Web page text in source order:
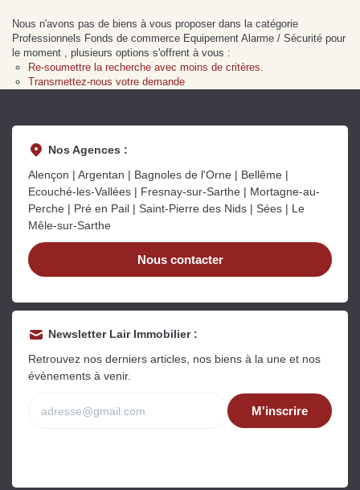
vente
Lire la suite
conséquences ?
Lire la suite
Estimez votre bien en ligne.
Rapide et gratuit, recevez votre estimation
en quelques clics.
Estimer mon bien maintenant
Nous n'avons pas de biens à vous proposer dans la catégorie
Professionnels Fonds de commerce Equipement Alarme / Sécurité pour
le moment , plusieurs options s'offrent à vous :
Re-soumettre la recherche avec moins de critères.
Transmettez-nous votre demande
Nos Agences :
Alençon | Argentan | Bagnoles de l'Orne | Bellême |
Ecouché-les-Vallées | Fresnay-sur-Sarthe | Mortagne-au-
Perche | Pré en Pail | Saint-Pierre des Nids | Sées | Le
Mêle-sur-Sarthe
Nous contacter
Newsletter Lair Immobilier :
Retrouvez nos derniers articles, nos biens à la une et nos
évènements à venir.
M'inscrire